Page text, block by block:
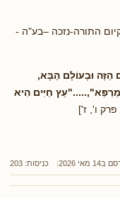
התורה-נזכה –בע"ה -
הַזֶּה וּבָעוֹלָם הַבָּא,
חַיִּים הִיא
ו', ז']
מאי 2026 כניסות: 203